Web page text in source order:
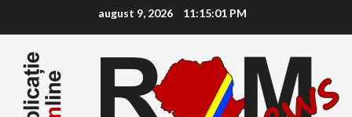
content
august 9, 2026 11:15:02 PM